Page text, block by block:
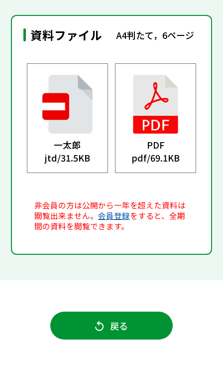
資料ファイル A4判たて，6ページ
一太郎
jtd/31.5KB
PDF
pdf/69.1KB
非会員の方は公開から一年を超えた資料は
閲覧出来ません。会員登録をすると、全期
間の資料を閲覧できます。
戻る